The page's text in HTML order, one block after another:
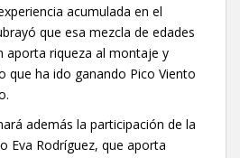
acumulada en el
que esa mezcla de edades
aporta riqueza al montaje y
que ha ido ganando Pico Viento
además la participación de la
Eva Rodríguez, que aporta